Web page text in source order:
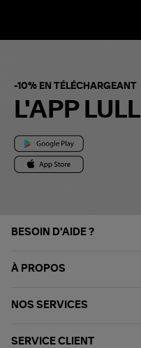
-10% EN TÉLÉCHARGEANT
L'APP LULLI
BESOIN D'AIDE ?
À PROPOS
NOS SERVICES
SERVICE CLIENT